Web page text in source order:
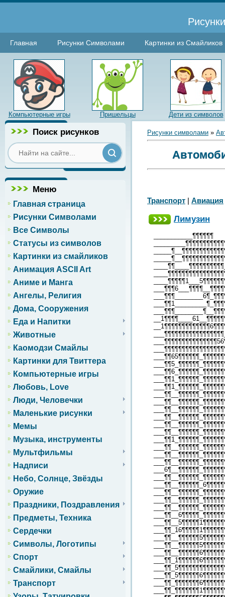
Главная Рисунки Символами Картинки из Смайликов
Компьютерные игры Пришельцы Дети из символов
Поиск рисунков
Меню
Главная страница
Рисунки Символами
Все Символы
Статусы из символов
Картинки из смайликов
Анимация ASCII Art
Аниме и Манга
Ангелы, Религия
Дома, Сооружения
Еда и Напитки
Животные
Каомодзи Смайлы
Картинки для Твиттера
Компьютерные игры
Любовь, Love
Люди, Человечки
Маленькие рисунки
Мемы
Музыка, инструменты
Мультфильмы
Надписи
Небо, Солнце, Звёзды
Оружие
Праздники, Поздравления
Предметы, Техника
Сердечки
Символы, Логотипы
Спорт
Смайлики, Смайлы
Транспорт
Рисунки символами »
Транспорт | Авиация
Лимузин
___________¶¶¶¶¶¶